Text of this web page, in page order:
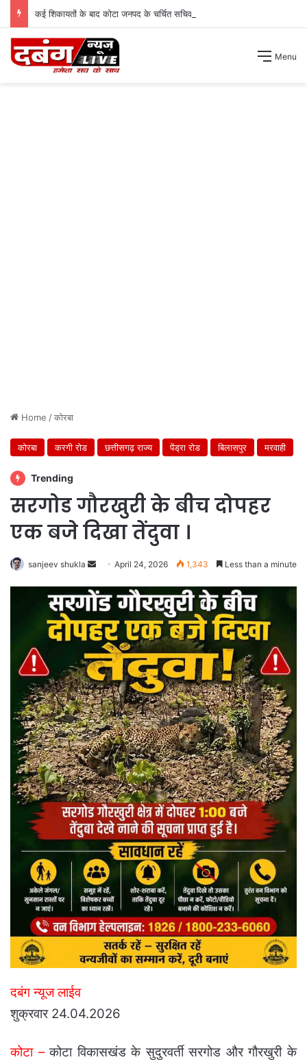
कई शिकायतों के बाद कोटा जनपद के चर्चित सचिव पंचायत से हटाए गए ।
Menu
Home /कोरबा
कोरबा करगी रोड छत्तीसगढ़ राज्य पेंड्रा रोड बिलासपुर मरवाही
Trending
सरगोड गौरखुरी के बीच दोपहर
एक बजे दिखा तेंदुवा ।
sanjeev shukla
Send
email
April 24, 2026 1,343 Less than a minute
दबंग न्यूज लाईव
शुक्रवार 24.04.2026
कोटा –कोटा विकासखंड के सुदुरवर्ती सरगोड और गौरखुरी के